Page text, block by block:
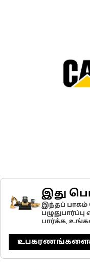
இது
இந்தப் பாகம்
பார்க்க,
உபகரணங்களைச்